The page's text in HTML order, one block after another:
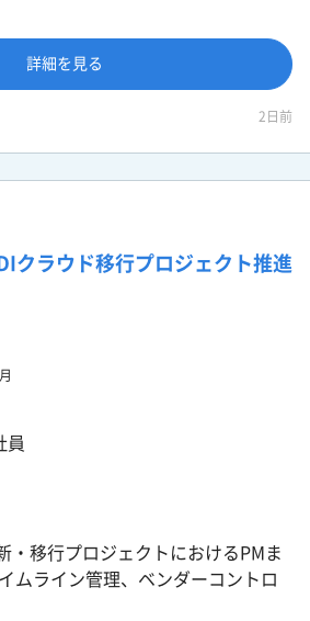
詳細を見る
2日前
クラウド移行プロジェクト推進
員
・移行プロジェクトにおけるPMま
ムライン管理、ベンダーコントロ